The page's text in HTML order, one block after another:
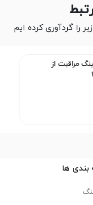
را گردآوری کرده ایم
از
ها